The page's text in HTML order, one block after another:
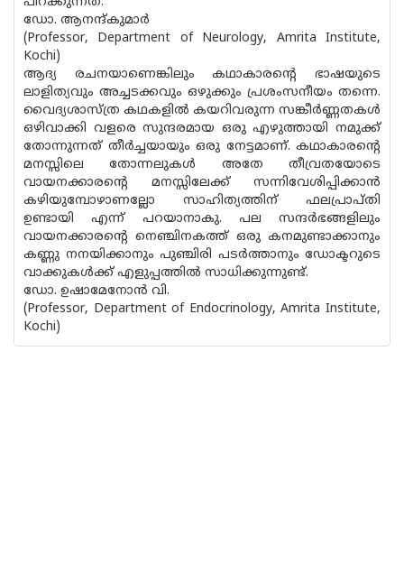
ഡോ. ആനന്ദ്‌കുമാർ
(Professor, Department of Neurology, Amrita Institute,
Kochi)
ആദ്യ രചനയാണെങ്കിലും കഥാകാരൻ്റെ ഭാഷയുടെ
ലാളിത്യവും അച്ചടക്കവും ഒഴുക്കും പ്രശംസനീയം തന്നെ.
വൈദ്യശാസ്ത്ര കഥകളിൽ കയറിവരുന്ന സങ്കീർണ്ണതകൾ
ഒഴിവാക്കി വളരെ സുന്ദരമായ ഒരു എഴുത്തായി നമുക്ക്
തോന്നുന്നത് തീർച്ചയായും ഒരു നേട്ടമാണ്. കഥാകാരൻ്റെ
മനസ്സിലെ തോന്നലുകൾ അതേ തീവ്രതയോടെ
വായനക്കാരന്റെ മനസ്സിലേക്ക് സന്നിവേശിപ്പിക്കാൻ
കഴിയുമ്പോഴാണല്ലോ സാഹിത്യത്തിന് ഫലപ്രാപ്തി
ഉണ്ടായി എന്ന് പറയാനാകു. പല സന്ദർഭങ്ങളിലും
വായനക്കാരൻ്റെ നെഞ്ചിനകത്ത് ഒരു കനമുണ്ടാക്കാനും
കണ്ണു നനയിക്കാനും പുഞ്ചിരി പടർത്താനും ഡോക്ടറുടെ
വാക്കുകൾക്ക് എളുപ്പത്തിൽ സാധിക്കുന്നുണ്ട്.
ഡോ. ഉഷാമേനോൻ വി.
(Professor, Department of Endocrinology, Amrita Institute,
Kochi)